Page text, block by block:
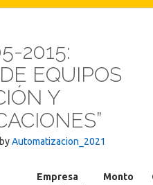
2015:
EQUIPOS
Y
byAutomatizacion_2021
Empresa
Monto